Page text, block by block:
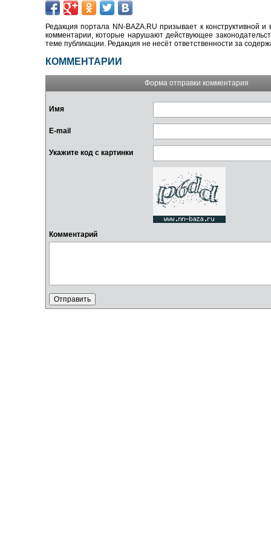
Редакция портала NN-BAZA.RU призывает к конструктивной
комментарии, которые нарушают действующее
теме публикации. Редакция не несёт ответственности за
КОММЕНТАРИИ
Форма отправки комментария
Имя
E-mail
Укажите код с картинки
Комментарий